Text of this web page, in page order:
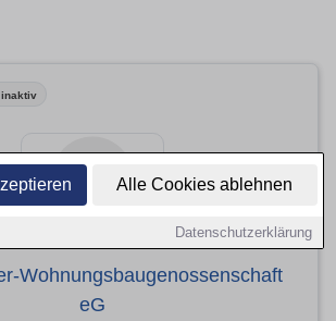
Alle Cookies ablehnen
Datenschutzerklärung
inaktiv
Wohnungsbaugenossenschaft
eG